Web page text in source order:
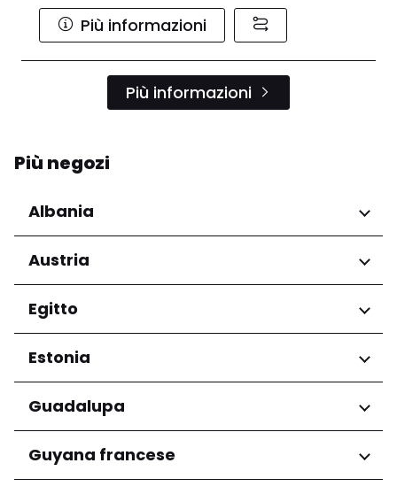
Più informazioni
Più informazioni
Più negozi
Albania
Regioni
Qarku i Tiranës
Austria
Regioni
Niederösterreich
Salzburg
Wien
Egitto
Regioni
Governatorato del Cairo
Estonia
Regioni
Harju maakond
Tartu maakond
Guadalupa
Regioni
Grande-Terre
Guyana francese